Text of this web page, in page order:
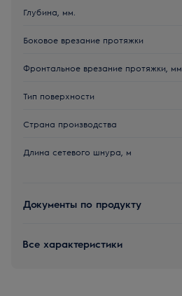
Глубина, мм.
Боковое врезание протяжки
Фронтальное врезание протяжки, мм.
Тип поверхности
Страна производства
Длина сетевого шнура, м
Документы по продукту
Все характеристики